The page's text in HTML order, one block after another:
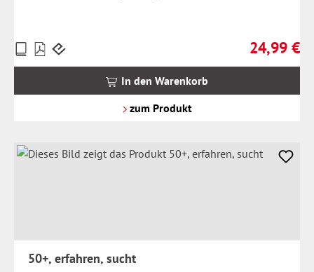
Regulärer
24,99 €
Preise
inkl.
In den Warenkorb
zum Produkt
50+, erfahren, sucht